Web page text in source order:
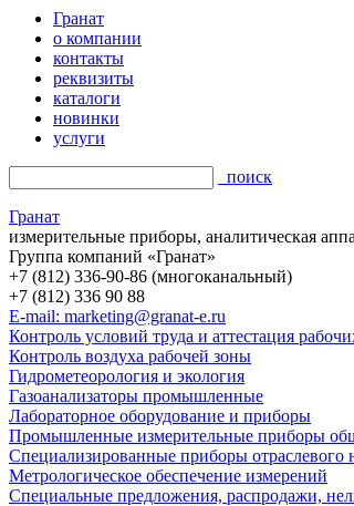
Гранат
о компании
контакты
реквизиты
каталоги
новинки
услуги
поиск
Гранат
измерительные приборы, аналитическая
Группа компаний «Гранат»
+7 (812) 336-90-86 (многоканальный)
+7 (812) 336 90 88
E-mail: marketing@granat-e.ru
Контроль условий труда и аттестация
Контроль воздуха рабочей зоны
Гидрометеорология и экология
Газоанализаторы промышленные
Лабораторное оборудование и приборы
Промышленные измерительные приборы
Специализированные приборы отраслевого
Метрологическое обеспечение измерений
Специальные предложения, распродажи,